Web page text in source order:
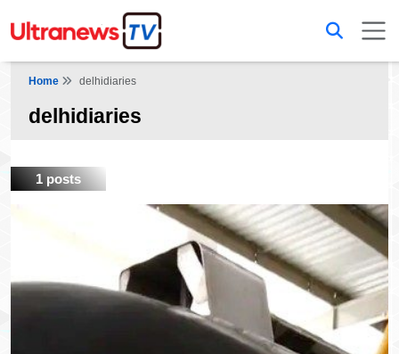
Home delhidiaries
delhidiaries
1 posts